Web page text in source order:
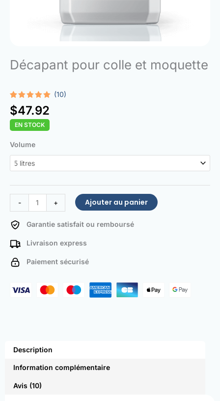
Décapant pour colle et moquette
Noté5.00
sur 5
basé sur
10
notations
client
(10)
$47.92
EN STOCK
Volume
-
quantité
de
Glue
Carpet
Remover
+ Ajouter au panier
Garantie satisfait ou remboursé
Livraison express
Paiement sécurisé
Description
Information complémentaire
Avis (10)